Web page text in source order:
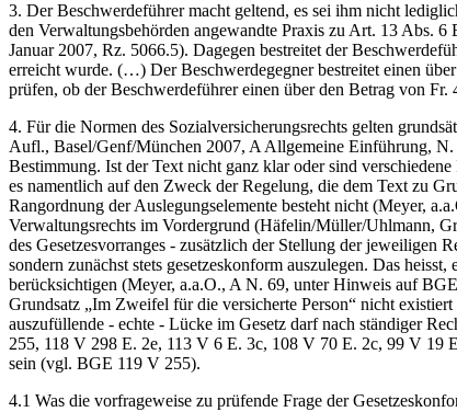
3. Der Beschwerdeführer macht geltend, es sei ihm nicht
den Verwaltungsbehörden angewandte Praxis zu Art. 13 Abs.
Januar 2007, Rz. 5066.5). Dagegen bestreitet der
erreicht wurde. (…) Der Beschwerdegegner bestreitet einen
prüfen, ob der Beschwerdeführer einen über den Betrag von
4. Für die Normen des Sozialversicherungsrechts gelten
Aufl., Basel/Genf/München 2007, A Allgemeine Einführung,
Bestimmung. Ist der Text nicht ganz klar oder sind
es namentlich auf den Zweck der Regelung, die dem Text zu
Rangordnung der Auslegungselemente besteht nicht (Meyer,
Verwaltungsrechts im Vordergrund (Häfelin/Müller/Uhlmann,
des Gesetzesvorranges - zusätzlich der Stellung der jeweiligen
sondern zunächst stets gesetzeskonform auszulegen. Das
berücksichtigen (Meyer, a.a.O., A N. 69, unter Hinweis auf
Grundsatz „Im Zweifel für die versicherte Person“ nicht
auszufüllende - echte - Lücke im Gesetz darf nach ständiger
255, 118 V 298 E. 2e, 113 V 6 E. 3c, 108 V 70 E. 2c, 99 V 19
sein (vgl. BGE 119 V 255).
4.1 Was die vorfrageweise zu prüfende Frage der